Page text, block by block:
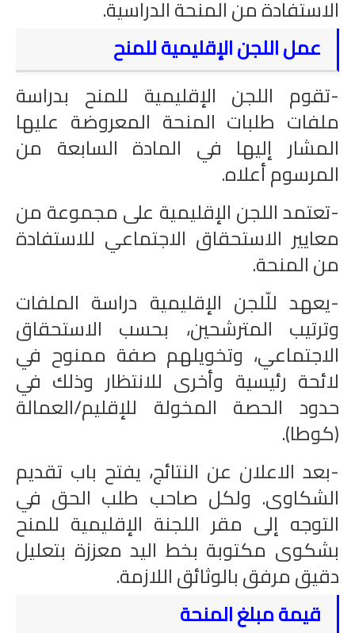
الاستفادة من المنحة الدراسية.
عمل اللجن الإقليمية للمنح
-تقوم اللجن الإقليمية للمنح بدراسة
ملفات طلبات المنحة المعروضة عليها
المشار إليها في المادة السابعة من
المرسوم أعلاه.
-تعتمد اللجن الإقليمية على مجموعة من
معايير الاستحقاق الاجتماعي للاستفادة
من المنحة.
-يعهد للّلجن الإقليمية دراسة الملفات
وترتيب المترشحين، بحسب الاستحقاق
الاجتماعي، وتخويلهم صفة ممنوح في
لائحة رئيسية وأخرى للانتظار وذلك في
حدود الحصة المخولة للإقليم/العمالة
(كوطا).
-بعد الاعلان عن النتائج، يفتح باب تقديم
الشكاوى. ولكل صاحب طلب الحق في
التوجه إلى مقر اللجنة الإقليمية للمنح
بشكوى مكتوبة بخط اليد معززة بتعليل
دقيق مرفق بالوثائق اللازمة.
قيمة مبلغ المنحة